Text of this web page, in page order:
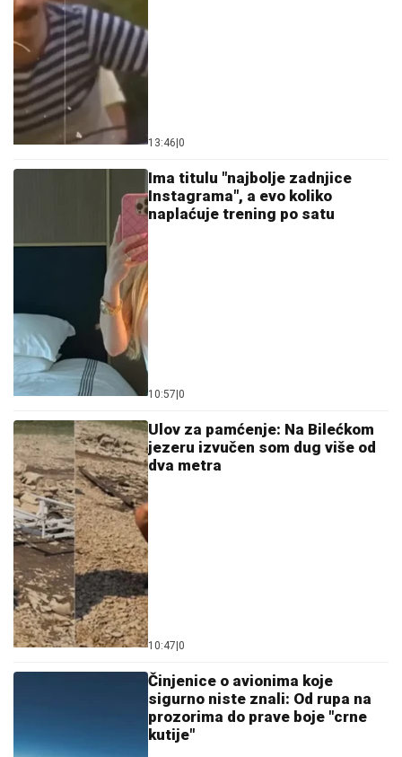
13:46 0
Ima titulu "najbolje zadnjice
Instagrama", a evo koliko
naplaćuje trening po satu
10:57 0
Ulov za pamćenje: Na Bilećkom
jezeru izvučen som dug više od
dva metra
10:47 0
Činjenice o avionima koje
sigurno niste znali: Od rupa na
prozorima do prave boje "crne
kutije"